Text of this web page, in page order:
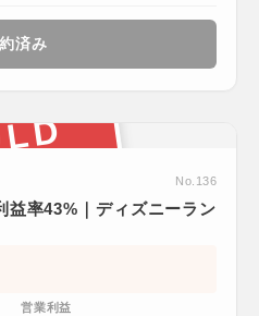
済み
No.136
益率43%｜ディズニーラン
営業利益